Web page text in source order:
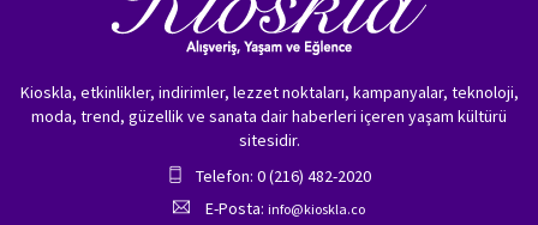
Kioskla, etkinlikler, indirimler, lezzet noktaları, kampanyalar, teknoloji,
moda, trend, güzellik ve sanata dair haberleri içeren yaşam kültürü
sitesidir.
Telefon: 0 (216) 482-2020
E-Posta: info@kioskla.co